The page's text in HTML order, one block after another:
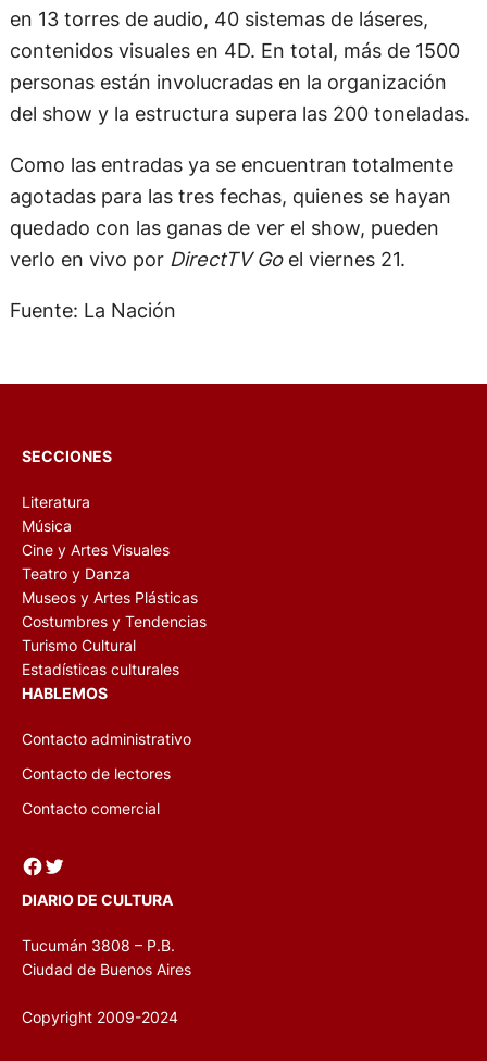
en 13 torres de audio, 40 sistemas de láseres,
contenidos visuales en 4D. En total, más de 1500
personas están involucradas en la organización
del show y la estructura supera las 200 toneladas.
Como las entradas ya se encuentran totalmente
agotadas para las tres fechas, quienes se hayan
quedado con las ganas de ver el show, pueden
verlo en vivo por DirectTV Go el viernes 21.
Fuente: La Nación
SECCIONES
Literatura
Música
Cine y Artes Visuales
Teatro y Danza
Museos y Artes Plásticas
Costumbres y Tendencias
Turismo Cultural
Estadísticas culturales
HABLEMOS
Contacto administrativo
Contacto de lectores
Contacto comercial
Facebook Twitter
DIARIO DE CULTURA
Tucumán 3808 – P.B.
Ciudad de Buenos Aires
Copyright 2009-2024